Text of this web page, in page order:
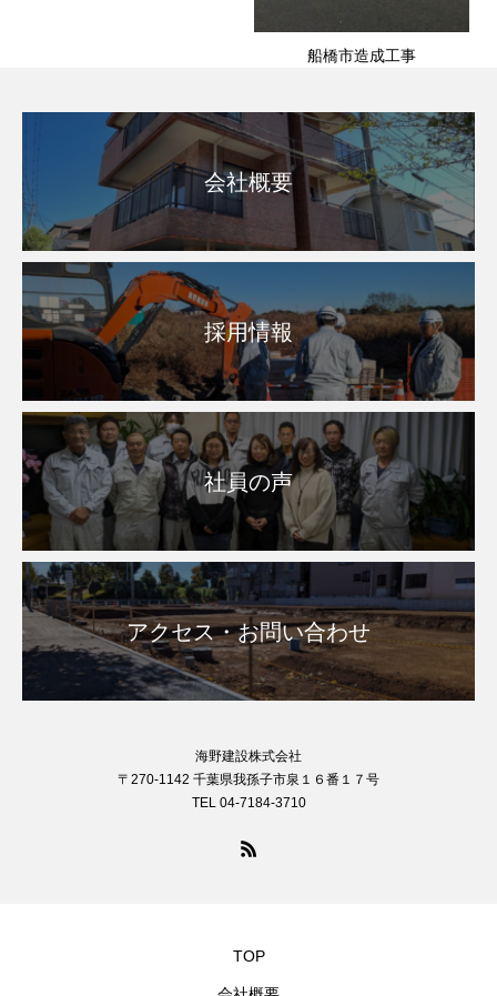
船橋市造成工事
会社概要
採用情報
社員の声
アクセス・お問い合わせ
海野建設株式会社
〒270-1142 千葉県我孫子市泉１６番１７号
TEL 04-7184-3710
TOP